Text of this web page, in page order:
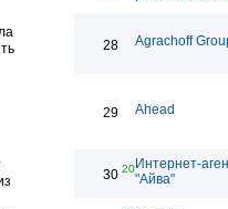
28 Agrachoff
29 Ahead
30 20Интернет-
"Айва"